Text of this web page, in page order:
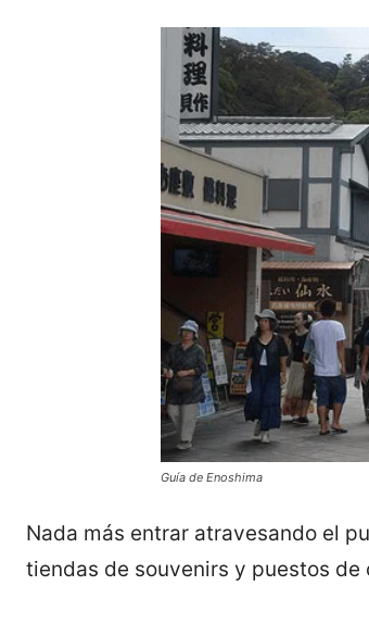
Guía de Enoshima
Nada más entrar atravesando el
tiendas de souvenirs y puestos de